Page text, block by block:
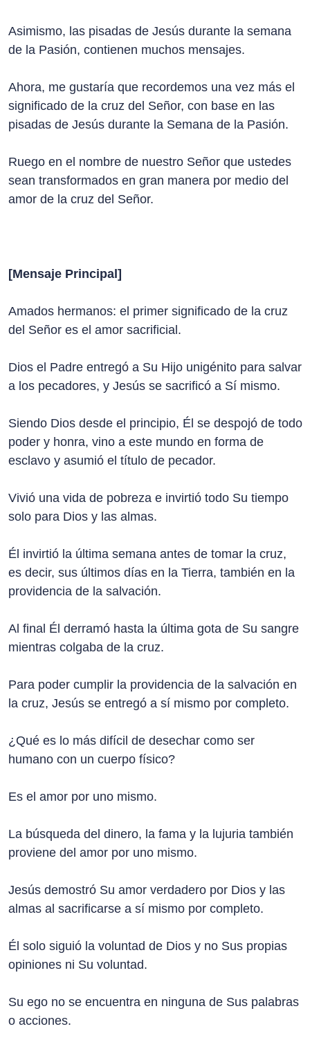
Asimismo, las pisadas de Jesús durante la semana
de la Pasión, contienen muchos mensajes.
Ahora, me gustaría que recordemos una vez más el
significado de la cruz del Señor, con base en las
pisadas de Jesús durante la Semana de la Pasión.
Ruego en el nombre de nuestro Señor que ustedes
sean transformados en gran manera por medio del
amor de la cruz del Señor.
[Mensaje Principal]
Amados hermanos: el primer significado de la cruz
del Señor es el amor sacrificial.
Dios el Padre entregó a Su Hijo unigénito para salvar
a los pecadores, y Jesús se sacrificó a Sí mismo.
Siendo Dios desde el principio, Él se despojó de todo
poder y honra, vino a este mundo en forma de
esclavo y asumió el título de pecador.
Vivió una vida de pobreza e invirtió todo Su tiempo
solo para Dios y las almas.
Él invirtió la última semana antes de tomar la cruz,
es decir, sus últimos días en la Tierra, también en la
providencia de la salvación.
Al final Él derramó hasta la última gota de Su sangre
mientras colgaba de la cruz.
Para poder cumplir la providencia de la salvación en
la cruz, Jesús se entregó a sí mismo por completo.
¿Qué es lo más difícil de desechar como ser
humano con un cuerpo físico?
Es el amor por uno mismo.
La búsqueda del dinero, la fama y la lujuria también
proviene del amor por uno mismo.
Jesús demostró Su amor verdadero por Dios y las
almas al sacrificarse a sí mismo por completo.
Él solo siguió la voluntad de Dios y no Sus propias
opiniones ni Su voluntad.
Su ego no se encuentra en ninguna de Sus palabras
o acciones.